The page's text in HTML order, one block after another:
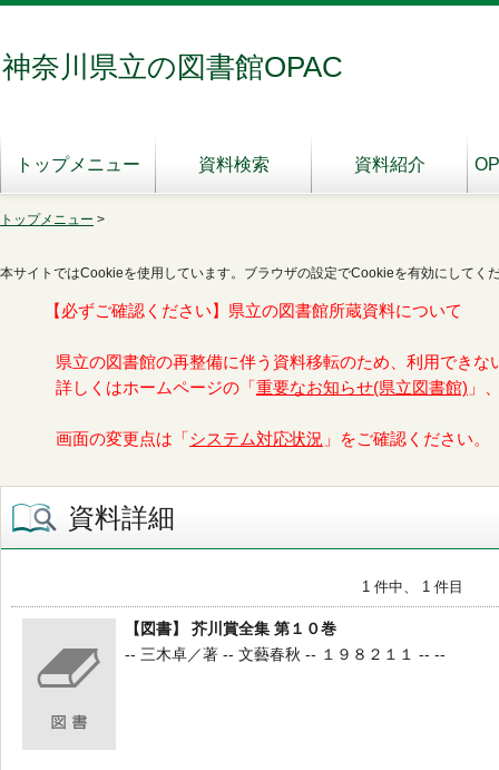
神奈川県立の図書館OPAC
トップメニュー 資料検索 資料紹介
トップメニュー >
本サイトではCookieを使用しています。ブラウザの設定でCookieを有効にしてく
【必ずご確認ください】県立の図書館所蔵資料について
県立の図書館の再整備に伴う資料移転のため、利用できな
詳しくはホームページの「 重要なお知らせ(県立図書館) 」
画面の変更点は「 システム対応状況 」をご確認ください。
資料詳細
1 件中、 1 件目
【図書】 芥川賞全集 第１０巻
-- 三木卓／著 -- 文藝春秋 -- １９８２１１ -- --